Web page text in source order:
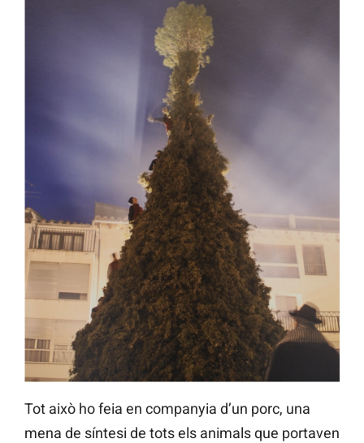
Tot això ho feia en companyia d’un porc, una
mena de síntesi de tots els animals que portaven